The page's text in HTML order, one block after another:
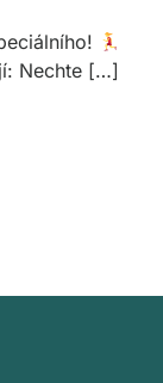
Nechte […]